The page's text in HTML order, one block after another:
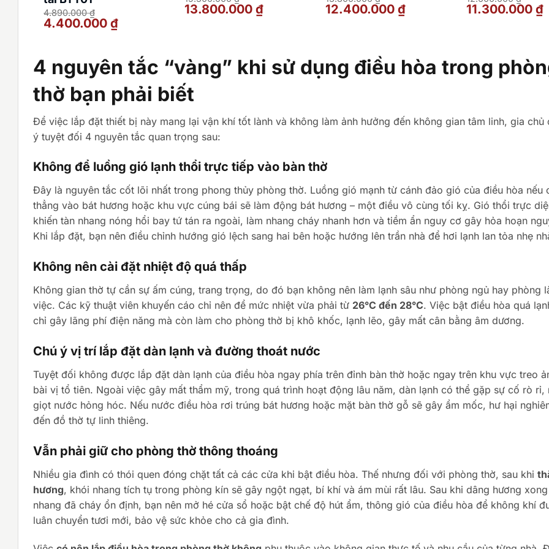
4.890.000₫
Giá
gốc
4.400.000₫Giá
4.400.000 ₫.
Giá
gốc
13.800.000₫Giá
Giá
gốc
12.400.000₫Giá
Giá
gốc
11.300.000₫
4 nguyên tắc “vàng” khi sử dụng điều hòa trong
thờ bạn phải biết
Để việc lắp đặt thiết bị này mang lại vận khí tốt lành và không làm ảnh hưởng đến không gian tâm linh, gia chủ
ý tuyệt đối 4 nguyên tắc quan trọng sau:
Không để luồng gió lạnh thổi trực tiếp vào bàn thờ
Đây là nguyên tắc cốt lõi nhất trong phong thủy phòng thờ. Luồng gió mạnh từ cánh đảo gió của điều hòa nếu
thẳng vào bát hương hoặc khu vực cúng bái sẽ làm động bát hương – một điều vô cùng tối kỵ. Gió thổi trực
khiến tàn nhang nóng hổi bay tứ tán ra ngoài, làm nhang cháy nhanh hơn và tiềm ẩn nguy cơ gây hỏa hoạn
Khi lắp đặt, bạn nên điều chỉnh hướng gió lệch sang hai bên hoặc hướng lên trần nhà để hơi lạnh lan tỏa nhẹ
Không nên cài đặt nhiệt độ quá thấp
Không gian thờ tự cần sự ấm cúng, trang trọng, do đó bạn không nên làm lạnh sâu như phòng ngủ hay phòng
việc. Các kỹ thuật viên khuyến cáo chỉ nên để mức nhiệt vừa phải từ 26°C đến 28°C. Việc bật điều hòa quá
chỉ gây lãng phí điện năng mà còn làm cho phòng thờ bị khô khốc, lạnh lẽo, gây mất cân bằng âm dương.
Chú ý vị trí lắp đặt dàn lạnh và đường thoát nước
Tuyệt đối không được lắp đặt dàn lạnh của điều hòa ngay phía trên đỉnh bàn thờ hoặc ngay trên khu vực treo
bài vị tổ tiên. Ngoài việc gây mất thẩm mỹ, trong quá trình hoạt động lâu năm, dàn lạnh có thể gặp sự cố rò rỉ,
giọt nước hỏng hóc. Nếu nước điều hòa rơi trúng bát hương hoặc mặt bàn thờ gỗ sẽ gây ẩm mốc, hư hại
đến đồ thờ tự linh thiêng.
Vẫn phải giữ cho phòng thờ thông thoáng
Nhiều gia đình có thói quen đóng chặt tất cả các cửa khi bật điều hòa. Thế nhưng đối với phòng thờ, sau khi
hương, khói nhang tích tụ trong phòng kín sẽ gây ngột ngạt, bí khí và ám mùi rất lâu. Sau khi dâng hương
nhang đã cháy ổn định, bạn nên mở hé cửa sổ hoặc bật chế độ hút ẩm, thông gió của điều hòa để không khí
luân chuyển tươi mới, bảo vệ sức khỏe cho cả gia đình.